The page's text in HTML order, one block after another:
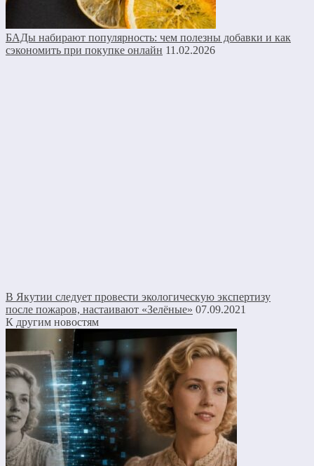
БАДы набирают популярность: чем полезны добавки и как
сэкономить при покупке онлайн 11.02.2026
В Якутии следует провести экологическую экспертизу
после пожаров, настаивают «Зелёные» 07.09.2021
К другим новостям